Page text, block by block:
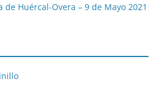
de Huércal-Overa – 9 de Mayo 2021